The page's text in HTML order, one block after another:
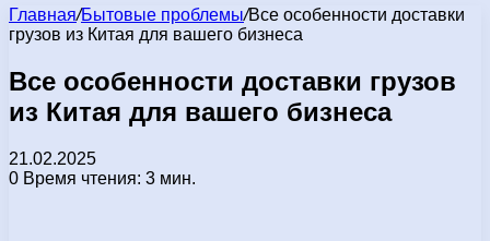
Главная/Бытовые проблемы/Все особенности доставки
грузов из Китая для вашего бизнеса
Все особенности доставки грузов
из Китая для вашего бизнеса
21.02.2025
0 Время чтения: 3 мин.